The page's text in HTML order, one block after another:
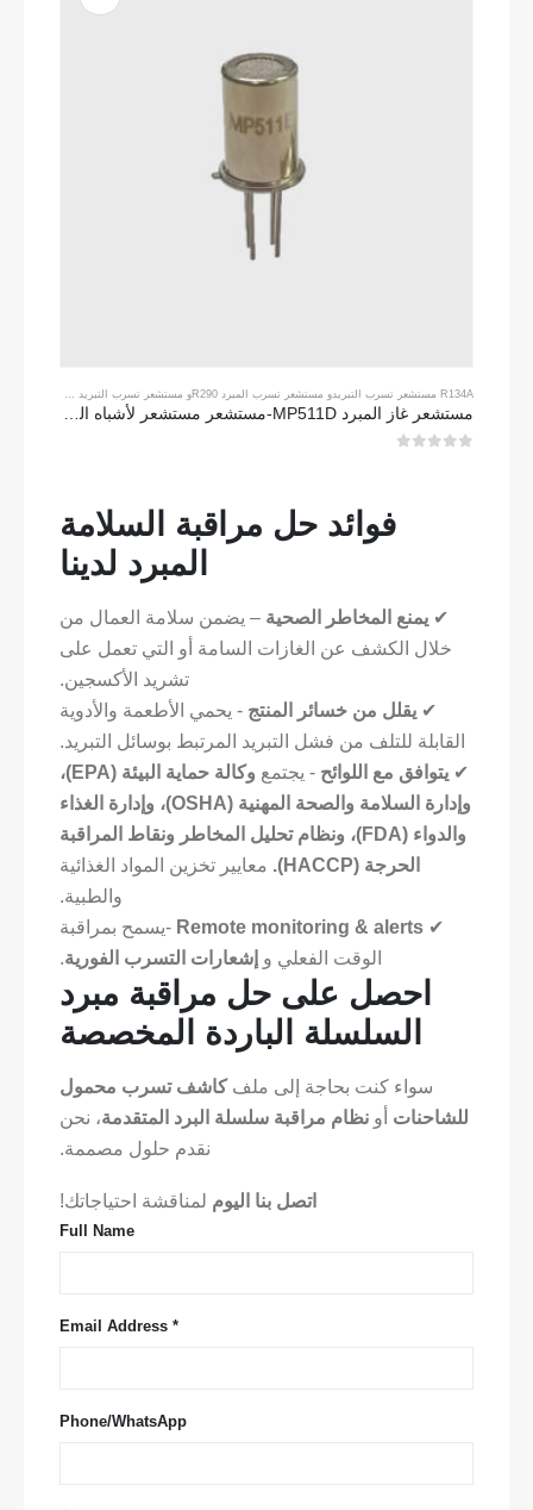
R134A مستشعر تسرب التبريد و مستشعر تسرب المبرد R290 و مستشعر تسرب التبريد R454B
فوائد حل مراقبة السلامة
المبرد لدينا
✔ يمنع المخاطر الصحية – يضمن سلامة العمال من
خلال الكشف عن الغازات السامة أو التي تعمل على
تشريد الأكسجين.
✔ يقلل من خسائر المنتج - يحمي الأطعمة والأدوية
القابلة للتلف من فشل التبريد المرتبط بوسائل التبريد.
✔ يتوافق مع اللوائح - يجتمع
وكالة حماية البيئة (EPA)،
وإدارة السلامة والصحة المهنية (OSHA)، وإدارة الغذاء
والدواء (FDA)، ونظام تحليل المخاطر ونقاط المراقبة
الحرجة (HACCP).
معايير تخزين المواد الغذائية
والطبية.
✔
Remote monitoring & alerts -يسمح بمراقبة
الوقت الفعلي و إشعارات التسرب الفورية.
احصل على حل مراقبة مبرد
السلسلة الباردة المخصصة
سواء كنت بحاجة إلى ملفكاشف تسرب محمول
للشاحنات أو نظام مراقبة سلسلة البرد المتقدمة، نحن
نقدم حلول مصممة.
اتصل بنا اليوم لمناقشة احتياجاتك!
Full Name
Email Address *
Phone/WhatsApp